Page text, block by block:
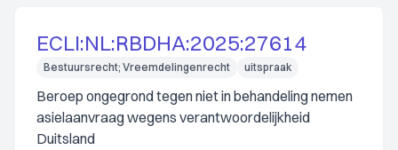
ECLI:NL:RBDHA:2025:27614
Bestuursrecht; Vreemdelingenrecht uitspraak
Beroep ongegrond tegen niet in behandeling nemen
asielaanvraag wegens verantwoordelijkheid
Duitsland